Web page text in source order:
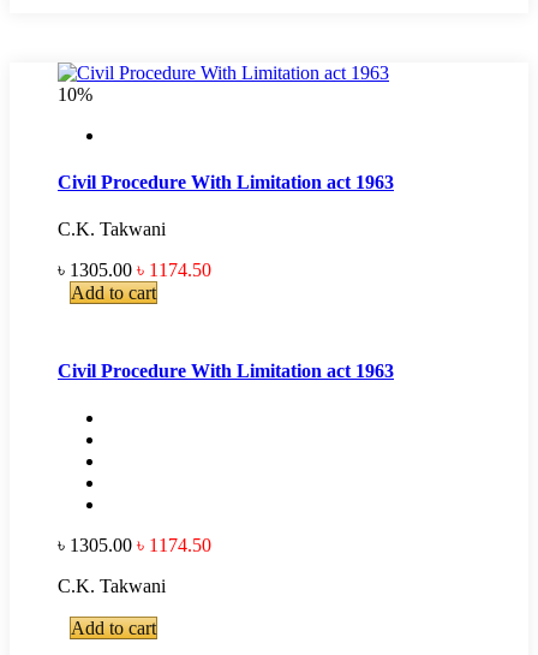
10%
Civil Procedure With Limitation act 1963
C.K. Takwani
৳ 1305.00 ৳ 1174.50
Add to cart
Civil Procedure With Limitation act 1963
৳ 1305.00 ৳ 1174.50
C.K. Takwani
Add to cart